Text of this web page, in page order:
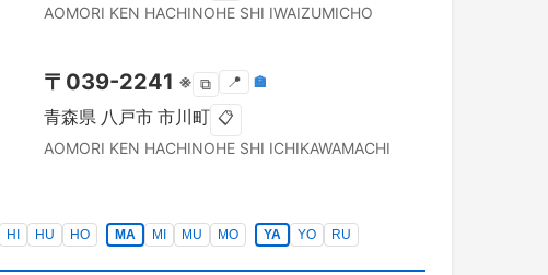
AOMORI KEN HACHINOHE SHI IWAIZUMICHO
〒 039-2241 ※ ⧉ 📍 🏣
青森県 八戸市 市川町 📋
AOMORI KEN HACHINOHE SHI ICHIKAWAMACHI
HI HU HO MA MI MU MO YA YO RU